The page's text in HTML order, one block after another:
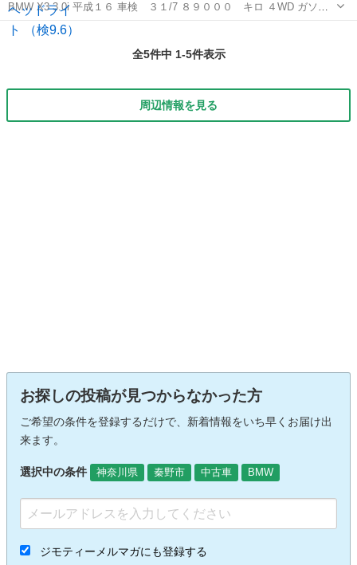
BMW X3 3.0i 平成１６ 車検 ３１/7 ８９０００ キロ ４WD ガソリ
ン 革シート サンルフー ダブル 漠カメラ 周りちさい 毎日の使用によ
る多少の傷はありますが、何も重要ではありません ...
神奈川 秦野市
全5件中 1-5件表示
周辺情報を見る
お探しの投稿が見つからなかった方
ご希望の条件を登録するだけで、新着情報をいち早くお届け出
来ます。
選択中の条件 神奈川県 秦野市 中古車 BMW
ジモティーメルマガにも登録する